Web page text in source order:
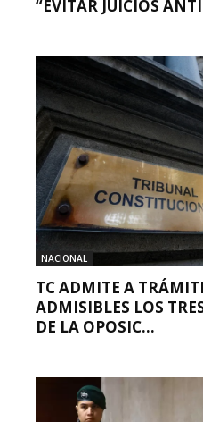
“EVITAR JUICIOS
NACIONAL
TC ADMITE A
ADMISIBLES LOS
DE LA OPOSIC...